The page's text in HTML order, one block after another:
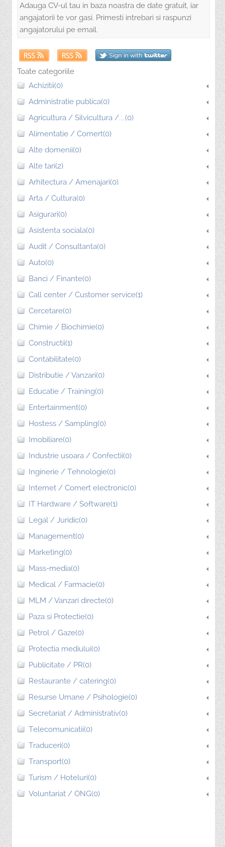
Adauga CV-ul tau in baza noastra de date gratuit, iar
angajatorii te vor gasi. Primesti intrebari si raspunzi
angajatorului pe email.
Toate categoriile
Achizitii(0)
Administratie publica(0)
Agricultura / Silvicultura /....(0)
Alimentatie / Comert(0)
Alte domenii(0)
Alte tari(2)
Arhitectura / Amenajari(0)
Arta / Cultura(0)
Asigurari(0)
Asistenta sociala(0)
Audit / Consultanta(0)
Auto(0)
Banci / Finante(0)
Call center / Customer service(1)
Cercetare(0)
Chimie / Biochimie(0)
Constructii(1)
Contabilitate(0)
Distributie / Vanzari(0)
Educatie / Training(0)
Entertainment(0)
Hostess / Sampling(0)
Imobiliare(0)
Industrie usoara / Confectii(0)
Inginerie / Tehnologie(0)
Internet / Comert electronic(0)
IT Hardware / Software(1)
Legal / Juridic(0)
Management(0)
Marketing(0)
Mass-media(0)
Medical / Farmacie(0)
MLM / Vanzari directe(0)
Paza si Protectie(0)
Petrol / Gaze(0)
Protectia mediului(0)
Publicitate / PR(0)
Restaurante / catering(0)
Resurse Umane / Psihologie(0)
Secretariat / Administrativ(0)
Telecomunicatii(0)
Traduceri(0)
Transport(0)
Turism / Hoteluri(0)
Voluntariat / ONG(0)